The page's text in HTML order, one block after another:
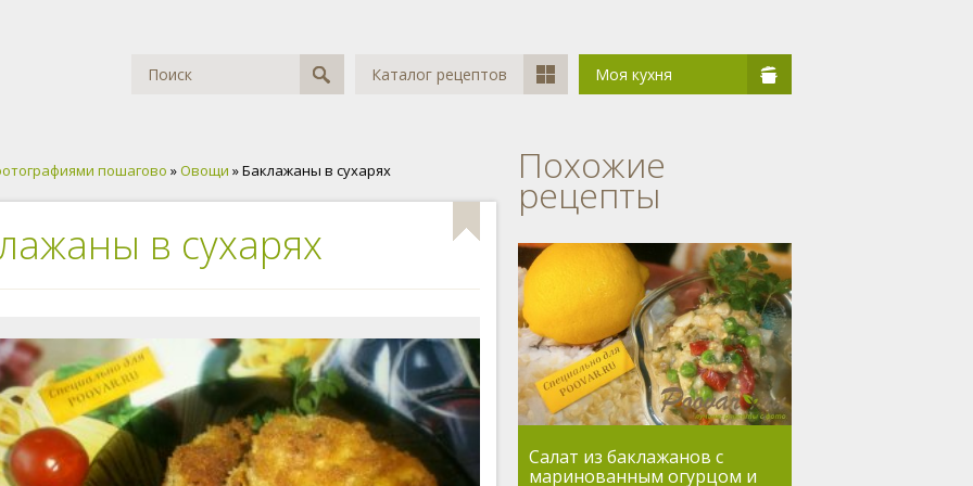
Каталог рецептов Моя кухня
пошагово »Овощи » Баклажаны в сухарях
в сухарях
Похожие
рецепты
Салат из баклажанов с
маринованным огурцом и